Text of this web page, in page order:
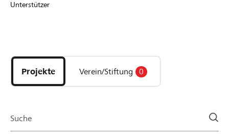
DE FR IT
Unterstützer
Projekte
und
Organisationen
Projekte Verein/Stiftung 0
Suche